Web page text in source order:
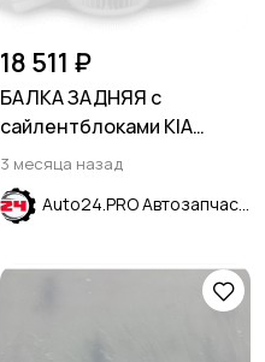
18 511 ₽
БАЛКА ЗАДНЯЯ с
сайлентблоками KIA
PICANTO 2004-2011
3 месяца назад
Auto24.PRO Автозапчасти